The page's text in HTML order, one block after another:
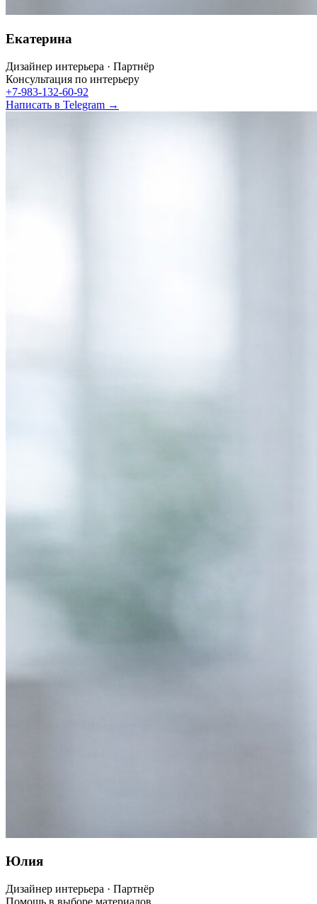
Екатерина
Дизайнер интерьера · Партнёр
Консультация по интерьеру
+7-983-132-60-92
Написать в Telegram →
Юлия
Дизайнер интерьера · Партнёр
Помощь в выборе материалов